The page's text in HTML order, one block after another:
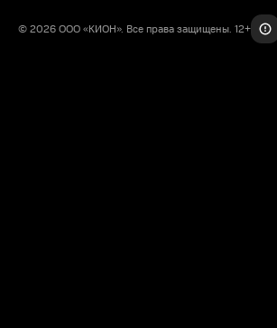
© 2026 ООО «КИОН». Все права защищены. 12+